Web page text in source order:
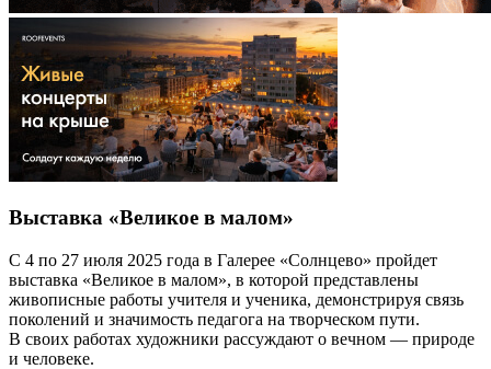
Выставка «Великое в малом»
С 4 по 27 июля 2025 года в Галерее «Солнцево» пройдет
выставка «Великое в малом», в которой представлены
живописные работы учителя и ученика, демонстрируя связь
поколений и значимость педагога на творческом пути.
В своих работах художники рассуждают о вечном — природе
и человеке.